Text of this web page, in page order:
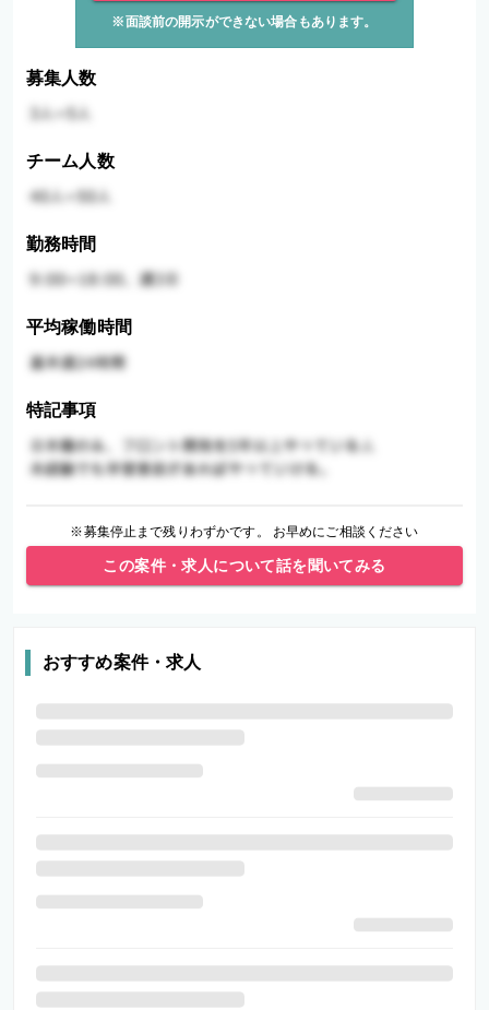
※面談前の開示ができない場合もあります。
募集人数
チーム人数
勤務時間
平均稼働時間
特記事項
※募集停止まで残りわずかです。 お早めにご相談ください
この案件・求人について話を聞いてみる
おすすめ案件・求人